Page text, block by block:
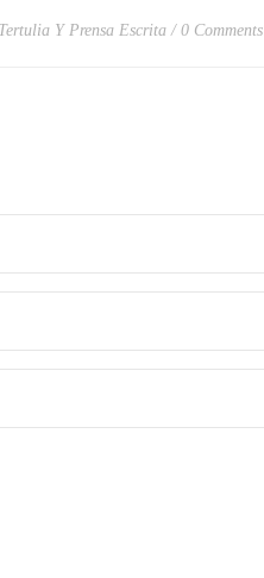
Tertulia Y Prensa Escrita 0 Comments